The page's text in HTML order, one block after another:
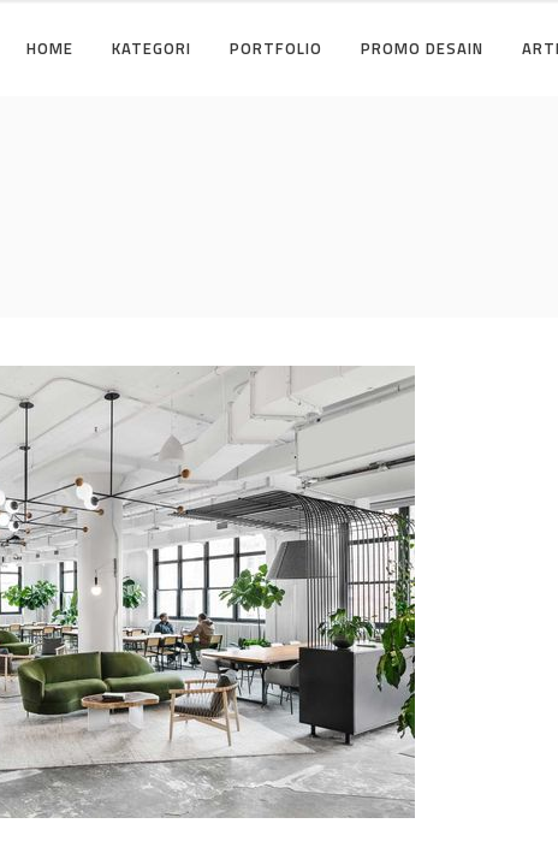
HOME KATEGORI PORTFOLIO PROMO DESAIN